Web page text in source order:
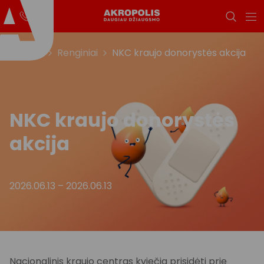
Renginiai NKC kraujo donorystės akcija
NKC kraujo donorystės
akcija
2026.06.13 – 2026.06.13